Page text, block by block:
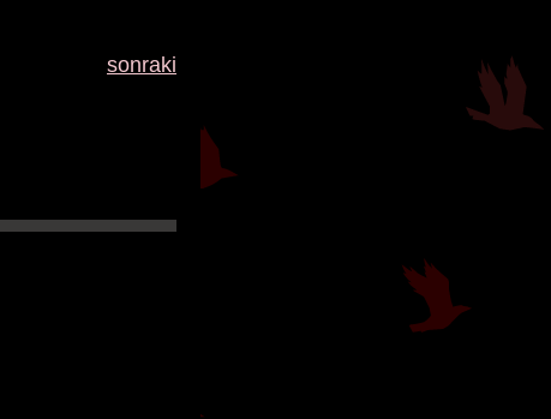
sonraki